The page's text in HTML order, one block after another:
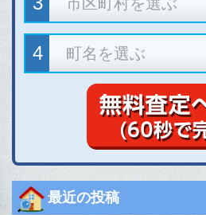
最近の投稿